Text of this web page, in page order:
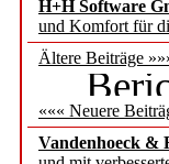
H+H Software
und Komfort für
Ältere Beiträge
««« Neuere
Vandenhoeck &